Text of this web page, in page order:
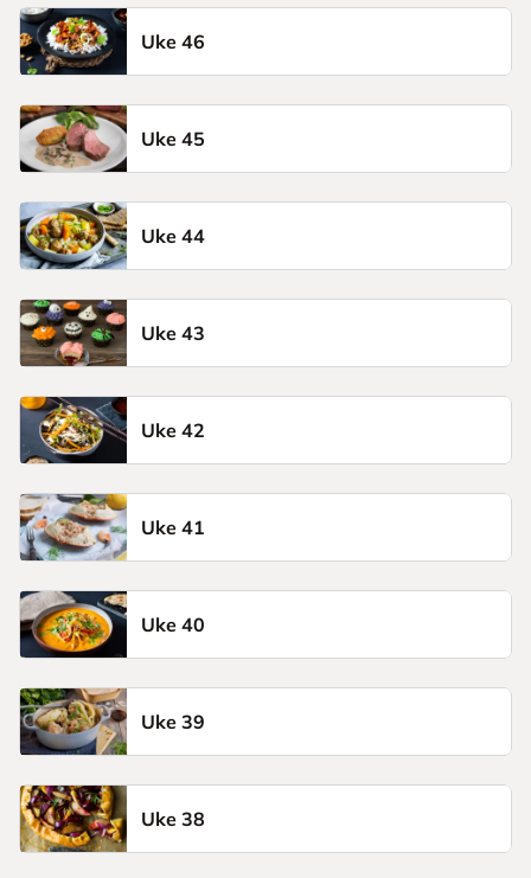
Uke 46
Uke 45
Uke 44
Uke 43
Uke 42
Uke 41
Uke 40
Uke 39
Uke 38